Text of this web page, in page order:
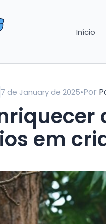
Início
7 de January de 2025•Por
em